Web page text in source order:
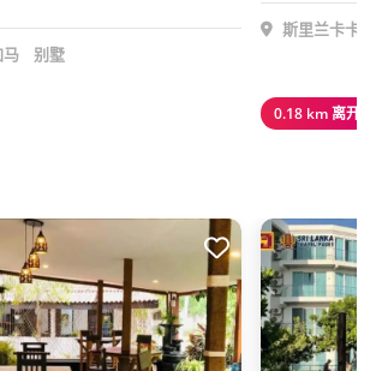
马 别墅
斯里兰卡卡
0.18 km 离开